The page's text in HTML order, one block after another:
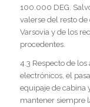
100.000 DEG.
valerse del resto de
Varsovia y de los
procedentes.
4.3 Respecto de
electrónicos, el
equipaje de cabina
mantener siempre